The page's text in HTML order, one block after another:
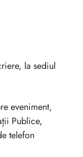
la sediul
eveniment,
Publice,
telefon